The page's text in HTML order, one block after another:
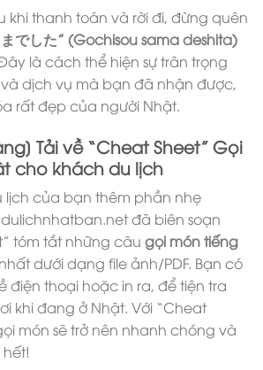
khi thanh toán và rời đi, đừng quên
でした” (Gochisou sama deshita)
là cách thể hiện sự trân trọng
dịch vụ mà bạn đã nhận được,
rất đẹp của người Nhật.
Tải về “Cheat Sheet” Gọi
cho khách du lịch
của bạn thêm phần nhẹ
đã biên soạn
tóm tắt những câu gọi món tiếng
dưới dạng file ảnh/PDF. Bạn có
điện thoại hoặc in ra, để tiện tra
khi đang ở Nhật. Với “Cheat
món sẽ trở nên nhanh chóng và